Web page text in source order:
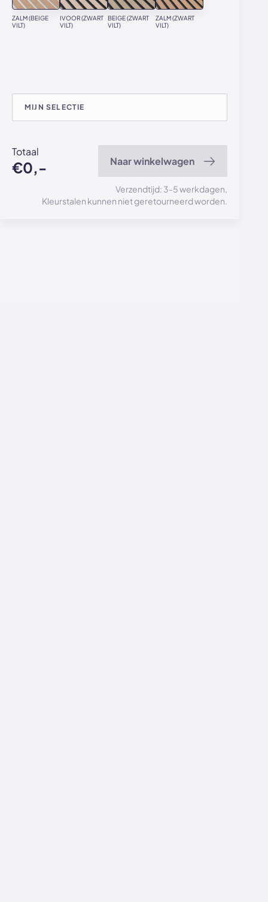
ZALM (BEIGE
VILT)
IVOOR (ZWART
VILT)
BEIGE (ZWART
VILT)
ZALM (ZWART
VILT)
MIJN SELECTIE
Totaal
€0,- Naar winkelwagen
Verzendtijd: 3-5 werkdagen,
Kleurstalen kunnen niet geretourneerd worden.